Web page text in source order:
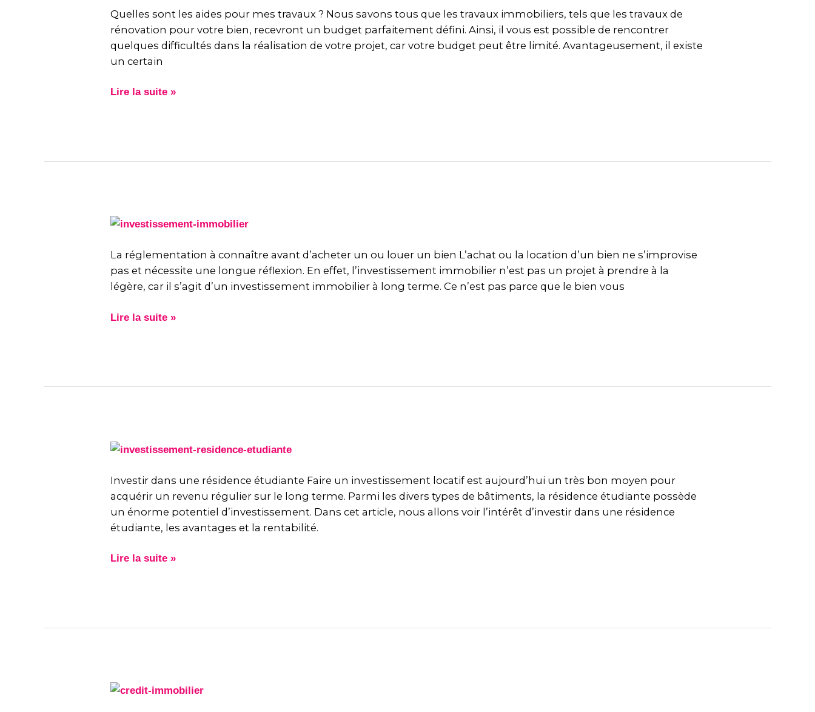
Quelles sont les aides pour mes travaux ? Nous savons tous que les travaux immobiliers, tels que les travaux de
rénovation pour votre bien, recevront un budget parfaitement défini. Ainsi, il vous est possible de rencontrer
quelques difficultés dans la réalisation de votre projet, car votre budget peut être limité. Avantageusement, il existe
un certain
les
aides
pour
mes
?
Lire la suite »
La réglementation à connaître avant d’acheter un ou louer un bien L’achat ou la location d’un bien ne s’improvise
pas et nécessite une longue réflexion. En effet, l’investissement immobilier n’est pas un projet à prendre à la
légère, car il s’agit d’un investissement immobilier à long terme. Ce n’est pas parce que le bien vous
La
à
connaître
avant
un
Lire la suite »
Investir dans une résidence étudiante Faire un investissement locatif est aujourd’hui un très bon moyen pour
acquérir un revenu régulier sur le long terme. Parmi les divers types de bâtiments, la résidence étudiante possède
un énorme potentiel d’investissement. Dans cet article, nous allons voir l’intérêt d’investir dans une résidence
étudiante, les avantages et la rentabilité.
Investir
une
résidence
étudiante
Lire la suite »
Crédit